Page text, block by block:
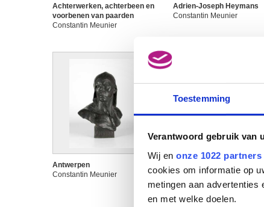
Toestemming
Verantwoord gebruik van
Wij en onze 1022 partners
cookies om informatie op
metingen aan
en met welke doelen.
Achterwerken, achterbeen en
voorbenen van paarden
Constantin Meunier
Adrien-Joseph Heymans
Constantin Meunier
Antwerpen
Constantin Meunier
Antwerpen
Constantin Meunier